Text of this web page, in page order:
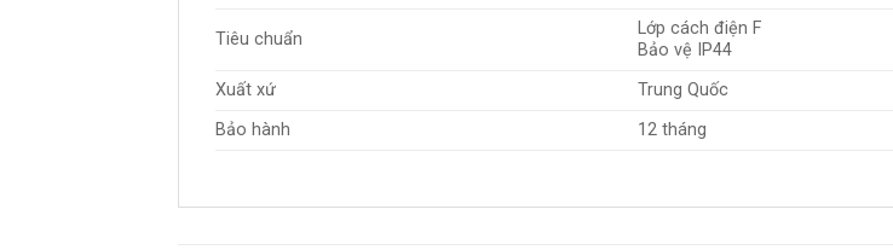
Tiêu chuẩn
Lớp cách điện F
Bảo vệ IP44
Xuất xứ
Trung Quốc
Bảo hành
12 tháng